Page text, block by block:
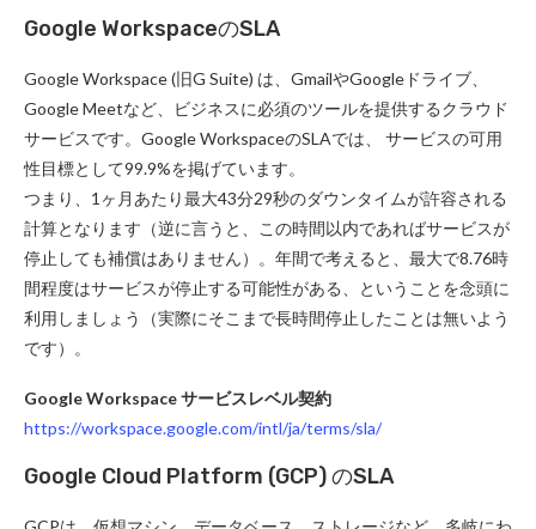
Google WorkspaceのSLA
Google Workspace (旧G Suite) は、GmailやGoogleドライブ、
Google Meetなど、ビジネスに必須のツールを提供するクラウド
サービスです。Google WorkspaceのSLAでは、 サービスの可用
性目標として99.9%を掲げています。
つまり、1ヶ月あたり最大43分29秒のダウンタイムが許容される
計算となります（逆に言うと、この時間以内であればサービスが
停止しても補償はありません）。年間で考えると、最大で8.76時
間程度はサービスが停止する可能性がある、ということを念頭に
利用しましょう（実際にそこまで長時間停止したことは無いよう
です）。
Google Workspace サービスレベル契約
https://workspace.google.com/intl/ja/terms/sla/
Google Cloud Platform (GCP) のSLA